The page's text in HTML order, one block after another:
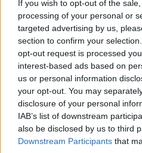
If you wish to opt-out of the
processing of your personal or
targeted advertising by us,
section to confirm your
opt-out request is processed
interest-based ads based on
us or personal information
your opt-out. You may
disclosure of your personal
IAB’s list of downstream
also be disclosed by us to third
Downstream Participants that
Olympic
yachting
Λαύριο,
30/07/26 |
ΣΕΠΕΕ
ένδυσης
30/07/26|